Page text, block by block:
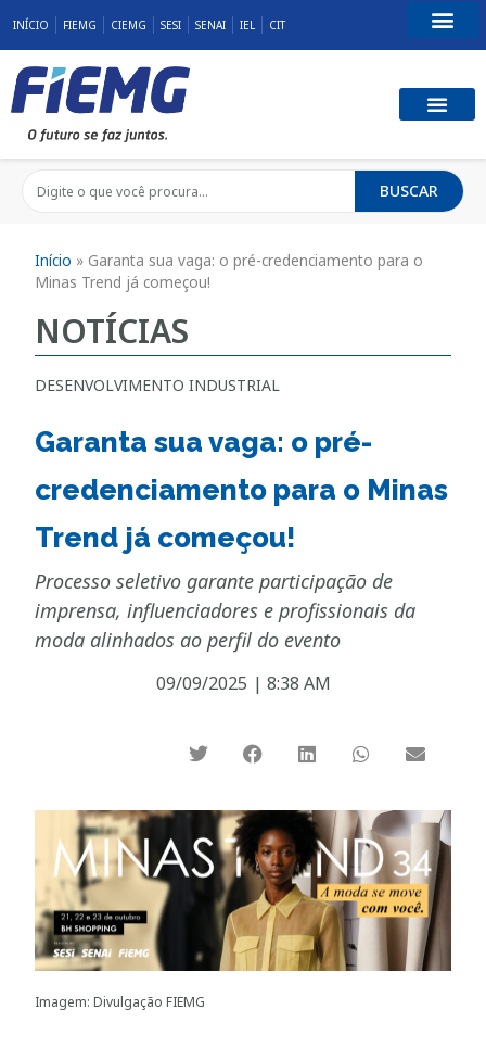
INÍCIO FIEMG CIEMG SESI SENAI IEL CIT
BUSCAR
Início » Garanta sua vaga: o pré-credenciamento para o
Minas Trend já começou!
NOTÍCIAS
DESENVOLVIMENTO INDUSTRIAL
Garanta sua vaga: o pré-
credenciamento para o Minas
Trend já começou!
Processo seletivo garante participação de
imprensa, influenciadores e profissionais da
moda alinhados ao perfil do evento
09/09/2025 | 8:38 AM
Imagem: Divulgação FIEMG